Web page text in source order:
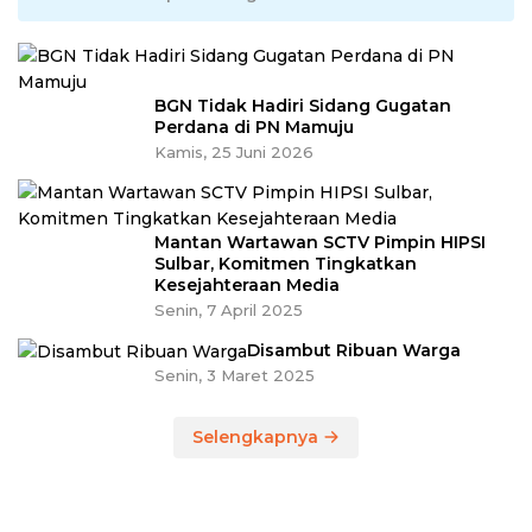
BGN Tidak Hadiri Sidang Gugatan
Perdana di PN Mamuju
Kamis, 25 Juni 2026
Mantan Wartawan SCTV Pimpin HIPSI
Sulbar, Komitmen Tingkatkan
Kesejahteraan Media
Senin, 7 April 2025
Disambut Ribuan Warga
Senin, 3 Maret 2025
Selengkapnya